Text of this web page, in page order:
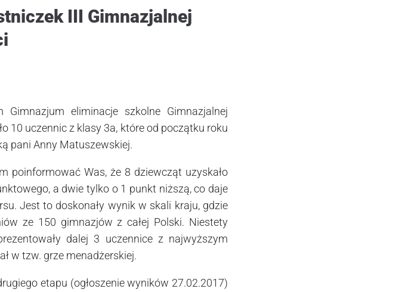
III Gimnazjalnej
eliminacje szkolne Gimnazjalnej
10 uczennic z klasy 3a, które od początku roku
pani Anny Matuszewskiej.
poinformować Was, że 8 dziewcząt uzyskało
a dwie tylko o 1 punkt niższą, co daje
Jest to doskonały wynik w skali kraju, gdzie
ze 150 gimnazjów z całej Polski. Niestety
dalej 3 uczennice z najwyższym
w tzw. grze menadżerskiej.
etapu (ogłoszenie wyników 27.02.2017)